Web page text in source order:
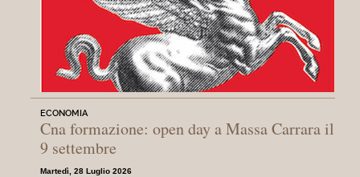
ECONOMIA
Cna formazione: open day a Massa Carrara il
9 settembre
Martedì, 28 Luglio 2026